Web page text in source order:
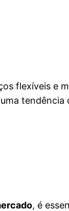
flexíveis e
, é